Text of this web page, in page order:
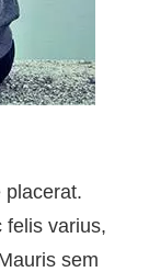
placerat.
felis varius,
sem